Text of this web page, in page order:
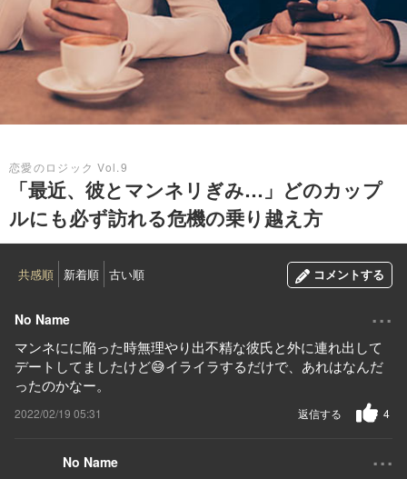
恋愛のロジック Vol.9
「最近、彼とマンネリぎみ…」どのカップ
ルにも必ず訪れる危機の乗り越え方
共感順 新着順 古い順 コメントする
No Name ...
マンネにに陥った時無理やり出不精な彼氏と外に連れ出して
デートしてましたけど😅イライラするだけで、あれはなんだ
ったのかなー。
2022/02/19 05:31 4
返信する
No Name ...